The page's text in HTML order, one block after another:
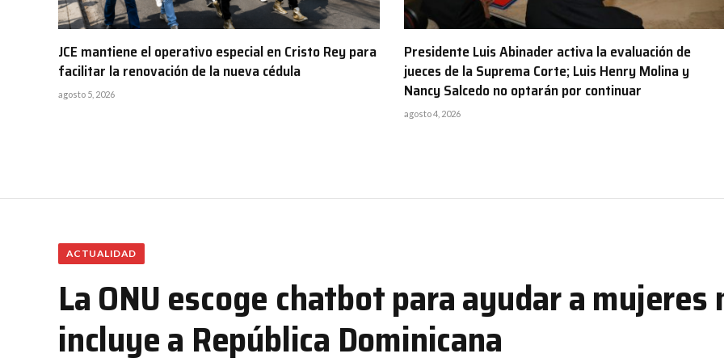
JCE mantiene el operativo especial en Cristo Rey para
facilitar la renovación de la nueva cédula
agosto 5, 2026
Presidente Luis Abinader activa la evaluación de
jueces de la Suprema Corte; Luis Henry Molina y
Nancy Salcedo no optarán por continuar
agosto 4, 2026
ACTUALIDAD
La ONU escoge chatbot para ayudar a
incluye a República Dominicana